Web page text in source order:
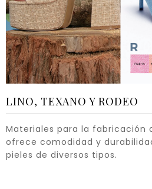
LINO, TEXANO Y RODEO
Materiales para la fabricación
ofrece comodidad y
pieles de diversos tipos.